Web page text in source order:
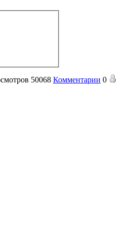
50068 Комментарии 0